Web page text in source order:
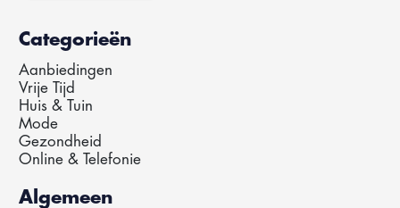
Categorieën
Aanbiedingen
Vrije Tijd
Huis & Tuin
Mode
Gezondheid
Online & Telefonie
Algemeen